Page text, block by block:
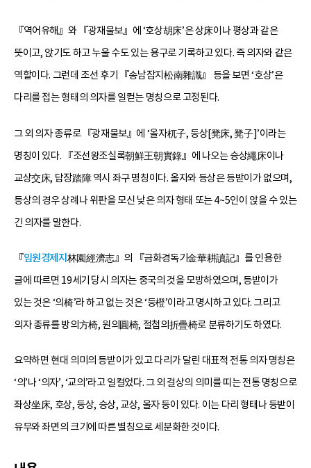
『역어유해』와 『광재물보』에 ‘호상胡床’은 상床이나 평상과 같은
뜻이고, 앉기도 하고 누울 수도 있는 용구로 기록하고 있다. 즉 의자와 같은
역할이다. 그런데 조선 후기 『송남잡지松南雜識』 등을 보면 ‘호상’은
다리를 접는 형태의 의자를 일컫는 명칭으로 고정된다.
그 외 의자 종류로 『광재물보』에 ‘올자杌子, 등상[凳床, 凳子]’이라는
명칭이 있다. 『조선왕조실록朝鮮王朝實錄』에 나오는 승상繩床이나
교상交床, 답장踏障 역시 좌구 명칭이다. 올자와 등상은 등받이가 없으며,
등상의 경우 상례나 위판을 모신 낮은 의자 형태 또는 4~5인이 앉을 수 있는
긴 의자를 말한다.
『임원경제지 林園經濟志』의 『금화경독기金華耕讀記』를 인용한
글에 따르면 19세기 당시 의자는 중국의 것을 모방하였으며, 등받이가
있는 것은 ‘의椅’라 하고 없는 것은 ‘등橙’이라고 명시하고 있다. 그리고
의자 종류를 방의方椅, 원의圓椅, 절첩의折疊椅로 분류하기도 하였다.
요약하면 현대 의미의 등받이가 있고 다리가 달린 대표적 전통 의자 명칭은
‘의’나 ‘의자’, ‘교의’라고 일컬었다. 그 외 걸상의 의미를 띠는 전통 명칭으로
좌상坐床, 호상, 등상, 승상, 교상, 올자 등이 있다. 이는 다리 형태나 등받이
유무와 좌면의 크기에 따른 별칭으로 세분화한 것이다.